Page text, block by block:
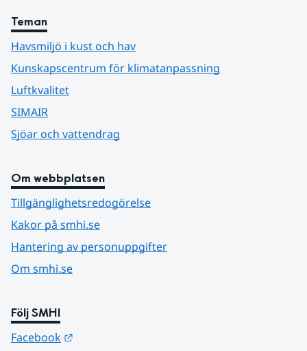
Teman
Havsmiljö i kust och hav
Kunskapscentrum för klimatanpassning
Luftkvalitet
SIMAIR
Sjöar och vattendrag
Om webbplatsen
Tillgänglighetsredogörelse
Kakor på smhi.se
Hantering av personuppgifter
Om smhi.se
Följ SMHI
Facebook